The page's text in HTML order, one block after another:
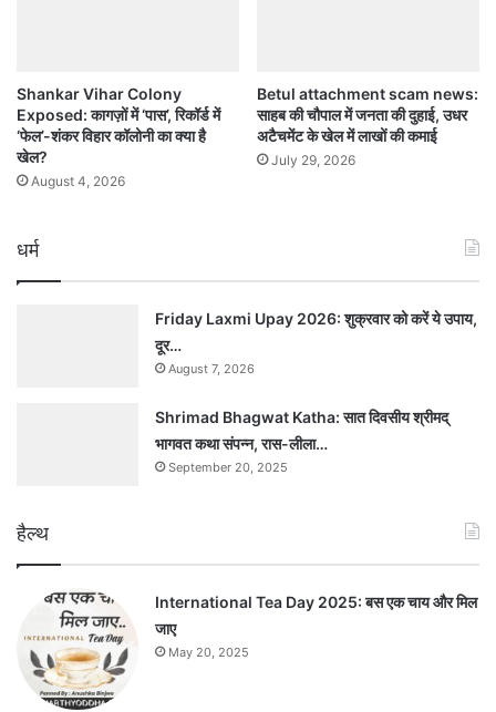
Shankar Vihar Colony
Exposed: कागज़ों में ‘पास’, रिकॉर्ड में
‘फेल’-शंकर विहार कॉलोनी का क्या है
खेल?
August 4, 2026
Betul attachment scam news:
साहब की चौपाल में जनता की दुहाई, उधर
अटैचमेंट के खेल में लाखों की कमाई
July 29, 2026
धर्म
Friday Laxmi Upay 2026: शुक्रवार को करें ये उपाय,
दूर…
August 7, 2026
Shrimad Bhagwat Katha: सात दिवसीय श्रीमद्
भागवत कथा संपन्न, रास-लीला…
September 20, 2025
हैल्थ
International Tea Day 2025: बस एक चाय और मिल
जाए
May 20, 2025